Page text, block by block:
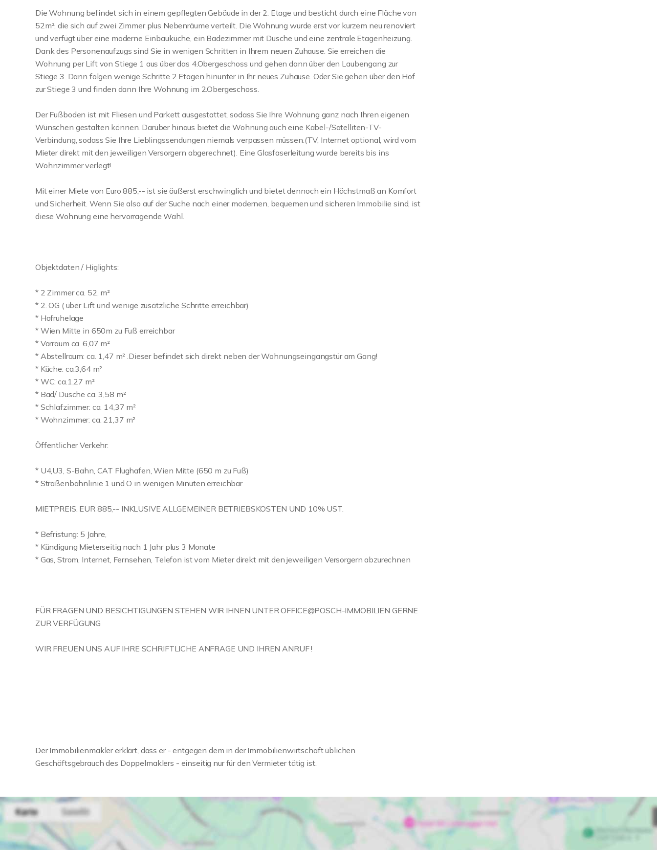
Die Wohnung befindet sich in einem gepflegten Gebäude in der 2. Etage und besticht durch eine Fläche von
52m², die sich auf zwei Zimmer plus Nebenräume verteilt. Die Wohnung wurde erst vor kurzem neu renoviert
und verfügt über eine moderne Einbauküche, ein Badezimmer mit Dusche und eine zentrale Etagenheizung.
Dank des Personenaufzugs sind Sie in wenigen Schritten in Ihrem neuen Zuhause. Sie erreichen die
Wohnung per Lift von Stiege 1 aus über das 4.Obergeschoss und gehen dann über den Laubengang zur
Stiege 3. Dann folgen wenige Schritte 2 Etagen hinunter in Ihr neues Zuhause. Oder Sie gehen über den Hof
zur Stiege 3 und finden dann Ihre Wohnung im 2.Obergeschoss.
Der Fußboden ist mit Fliesen und Parkett ausgestattet, sodass Sie Ihre Wohnung ganz nach Ihren eigenen
Wünschen gestalten können. Darüber hinaus bietet die Wohnung auch eine Kabel-/Satelliten-TV-
Verbindung, sodass Sie Ihre Lieblingssendungen niemals verpassen müssen.(TV, Internet optional, wird vom
Mieter direkt mit den jeweiligen Versorgern abgerechnet). Eine Glasfaserleitung wurde bereits bis ins
Wohnzimmer verlegt!.
Mit einer Miete von Euro 885,-- ist sie äußerst erschwinglich und bietet dennoch ein Höchstmaß an Komfort
und Sicherheit. Wenn Sie also auf der Suche nach einer modernen, bequemen und sicheren Immobilie sind, ist
diese Wohnung eine hervorragende Wahl.
Objektdaten / Higlights:
* 2 Zimmer ca. 52, m²
* 2. OG ( über Lift und wenige zusätzliche Schritte erreichbar)
* Hofruhelage
* Wien Mitte in 650m zu Fuß erreichbar
* Vorraum ca. 6,07 m²
* Abstellraum: ca. 1,47 m² .Dieser befindet sich direkt neben der Wohnungseingangstür am Gang!
* Küche: ca.3,64 m²
* WC: ca.1,27 m²
* Bad/ Dusche ca. 3,58 m²
* Schlafzimmer: ca. 14,37 m²
* Wohnzimmer: ca. 21,37 m²
Öffentlicher Verkehr:
* U4,U3, S-Bahn, CAT Flughafen, Wien Mitte (650 m zu Fuß)
* Straßenbahnlinie 1 und O in wenigen Minuten erreichbar
MIETPREIS. EUR 885,-- INKLUSIVE ALLGEMEINER BETRIEBSKOSTEN UND 10% UST.
* Befristung: 5 Jahre,
* Kündigung Mieterseitig nach 1 Jahr plus 3 Monate
* Gas, Strom, Internet, Fernsehen, Telefon ist vom Mieter direkt mit den jeweiligen Versorgern abzurechnen
FÜR FRAGEN UND BESICHTIGUNGEN STEHEN WIR IHNEN UNTER OFFICE@POSCH-IMMOBILIEN GERNE
ZUR VERFÜGUNG
WIR FREUEN UNS AUF IHRE SCHRIFTLICHE ANFRAGE UND IHREN ANRUF !
Der Immobilienmakler erklärt, dass er - entgegen dem in der Immobilienwirtschaft üblichen
Geschäftsgebrauch des Doppelmaklers - einseitig nur für den Vermieter tätig ist.